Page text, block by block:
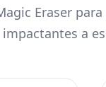
Eraser
a